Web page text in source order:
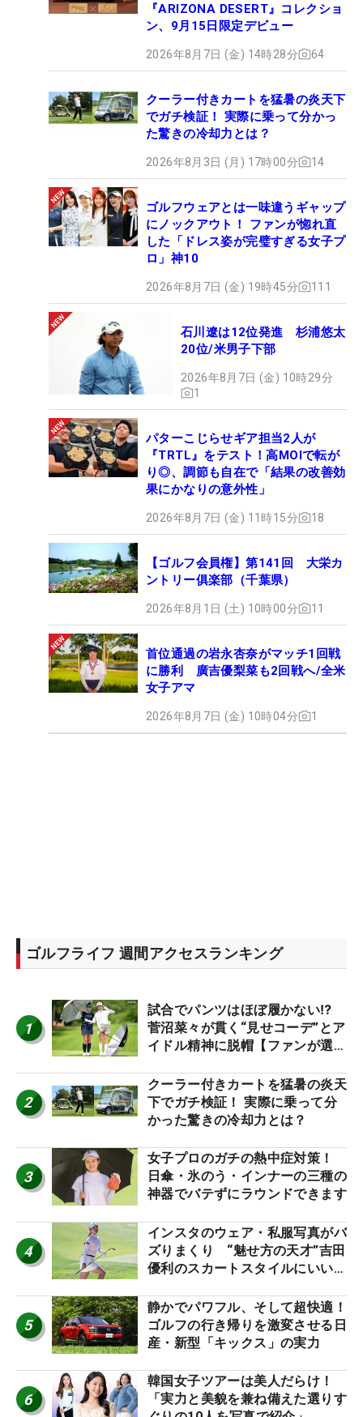
『ARIZONA DESERT』コレクショ
ン、9月15日限定デビュー
2026年8月7日 (金) 14時28分 64
クーラー付きカートを猛暑の炎天下
でガチ検証！ 実際に乗って分かっ
た驚きの冷却力とは？
2026年8月3日 (月) 17時00分 14
ゴルフウェアとは一味違うギャップ
にノックアウト！ ファンが惚れ直
した「ドレス姿が完璧すぎる女子プ
ロ」神10
2026年8月7日 (金) 19時45分 111
石川遼は12位発進 杉浦悠太
20位/米男子下部
2026年8月7日 (金) 10時29分
1
パターこじらせギア担当2人が
『TRTL』をテスト！高MOIで転が
り◎、調節も自在で「結果の改善効
果にかなりの意外性」
2026年8月7日 (金) 11時15分 18
【ゴルフ会員権】第141回 大栄カ
ントリー俱楽部（千葉県）
2026年8月1日 (土) 10時00分 11
首位通過の岩永杏奈がマッチ1回戦
に勝利 廣吉優梨菜も2回戦へ/全米
女子アマ
2026年8月7日 (金) 10時04分 1
ゴルフライフ 週間アクセスランキング
1
試合でパンツはほぼ履かない⁉
菅沼菜々が貫く“見せコーデ”とア
イドル精神に脱帽【ファンが選ぶ
2
クーラー付きカートを猛暑の炎天
下でガチ検証！ 実際に乗って分
かった驚きの冷却力とは？
3
女子プロのガチの熱中症対策！
日傘・氷のう・インナーの三種の
神器でバテずにラウンドできます
4
インスタのウェア・私服写真がバ
ズりまくり “魅せ方の天才”吉田
優利のスカートスタイルにいい
5
静かでパワフル、そして超快適！
ゴルフの行き帰りを激変させる日
産・新型「キックス」の実力
6
韓国女子ツアーは美人だらけ！
「実力と美貌を兼ね備えた選りす